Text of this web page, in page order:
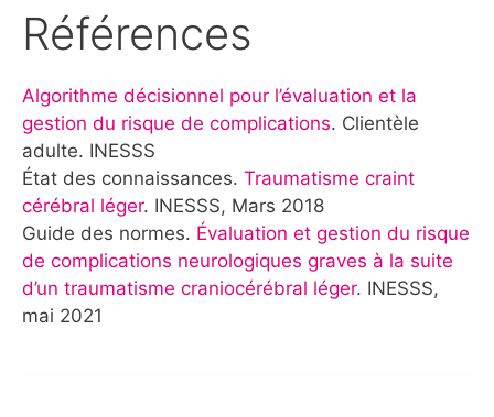
Références
Algorithme décisionnel pour l’évaluation et la
gestion du risque de complications. Clientèle
adulte. INESSS
État des connaissances. Traumatisme craint
cérébral léger. INESSS, Mars 2018
Guide des normes. Évaluation et gestion du risque
de complications neurologiques graves à la suite
d’un traumatisme craniocérébral léger. INESSS,
mai 2021